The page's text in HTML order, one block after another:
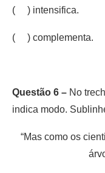
( ) intensifica.
( ) complementa.
Questão 6 – No
indica modo.
“Mas como os